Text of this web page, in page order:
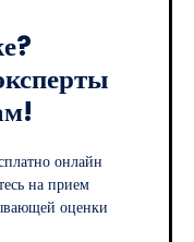
онлайн
на прием
оценки